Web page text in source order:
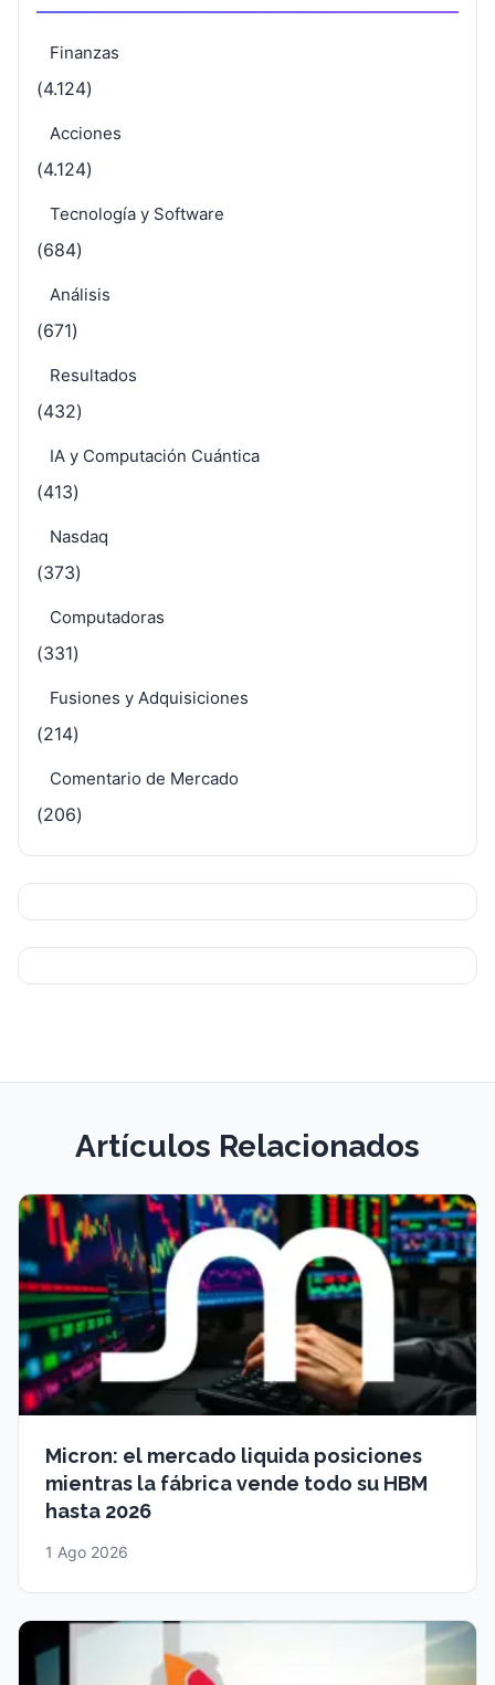
Finanzas
(4.124)
Acciones
(4.124)
Tecnología y Software
(684)
Análisis
(671)
Resultados
(432)
IA y Computación Cuántica
(413)
Nasdaq
(373)
Computadoras
(331)
Fusiones y Adquisiciones
(214)
Comentario de Mercado
(206)
Artículos Relacionados
Micron: el mercado liquida posiciones
mientras la fábrica vende todo su HBM
hasta 2026
1 Ago 2026